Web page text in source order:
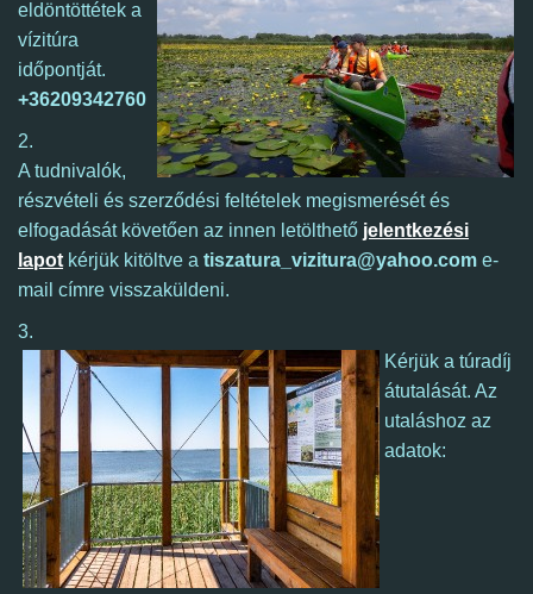
eldöntöttétek a
vízitúra
időpontját.
+36209342760
2.
A tudnivalók,
részvételi és szerződési feltételek megismerését és
elfogadását követően az innen letölthető jelentkezési
lapot kérjük kitöltve a tiszatura_vizitura@yahoo.com e-
mail címre visszaküldeni.
3.
Kérjük a túradíj
átutalását. Az
utaláshoz az
adatok: